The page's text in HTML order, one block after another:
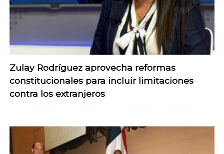
Zulay Rodríguez aprovecha reformas
constitucionales para incluir limitaciones
contra los extranjeros